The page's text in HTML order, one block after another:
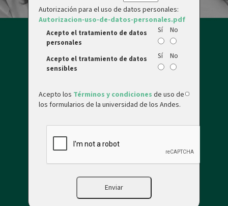
Autorización para el uso de datos personales:
Autorizacion-uso-de-datos-personales.pdf
Acepto el tratamiento de datos
personales
Sí No
Acepto el tratamiento de datos
sensibles
Sí No
Acepto los Términos y condiciones de uso de
los formularios de la universidad de los Andes.